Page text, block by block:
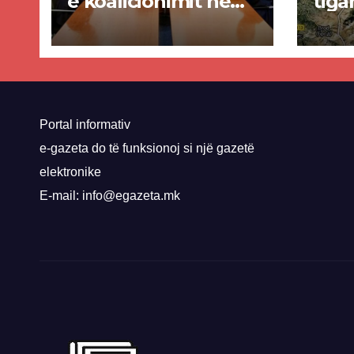
parim mes Kurtit
dhe Abdixhikut
nis
Portal informativ
e-gazeta do të funksionoj si një gazetë
elektronike
E-mail: info@egazeta.mk